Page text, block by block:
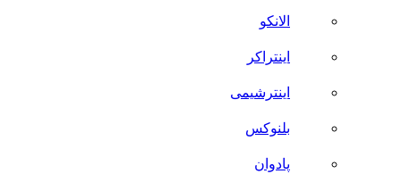
الانکو
اینتراکر
اینترشیمی
بلنوکس
پادوان